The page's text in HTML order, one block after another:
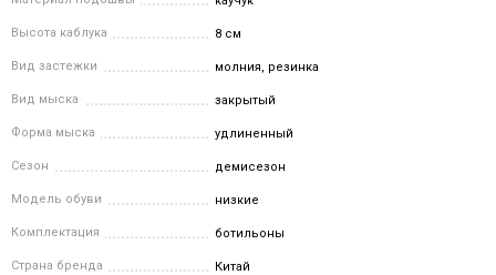
Высота каблука 8 см
Вид застежки молния, резинка
Вид мыска закрытый
Форма мыска удлиненный
Сезон демисезон
Модель обуви низкие
Комплектация ботильоны
Страна бренда Китай